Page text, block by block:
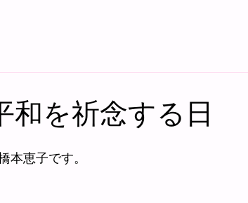
和を祈念する日
本恵子です。